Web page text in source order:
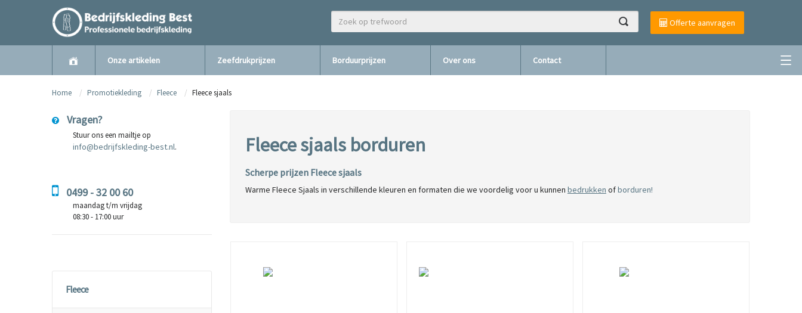
Offerte aanvragen
Onze artikelen Zeefdrukprijzen Borduurprijzen Over ons Contact
Home Promotiekleding Fleece Fleece sjaals
Vragen?
Stuur ons een mailtje op
info@bedrijfskleding-best.nl.
0499 - 32 00 60
maandag t/m vrijdag
08:30 - 17:00 uur
Fleece
Fleece sjaals borduren
Scherpe prijzen Fleece sjaals
Warme Fleece Sjaals in verschillende kleuren en formaten die we voordelig voor u kunnen bedrukken ofborduren!